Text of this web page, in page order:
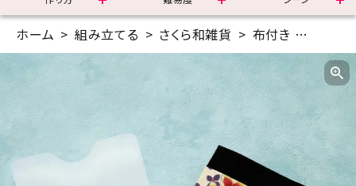
まずはこちら
ショッピングガイド
よくあるご質問
すべての商品
ホーム 組み立てる さくら和雑貨 布付き